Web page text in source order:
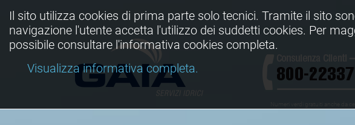
Il sito utilizza cookies di prima parte solo tecnici. Tramite il sito
navigazione l'utente accetta l'utilizzo dei suddetti cookies. Per
possibile consultare l'informativa cookies completa.
Visualizza informativa completa.